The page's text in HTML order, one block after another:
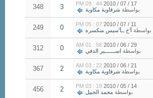
17 / 07 / 2010
44 : 09 PM
بواسطة شرقاوية مكاوية 3
348
11 / 07 / 2010
07 : 05 PM
بواسطة آ‘ح ــآ‘سيس منكسره 0
249
29 / 06 / 2010
56 : 01 AM
بواسطة اســـــــير الدفي 0
312
21 / 06 / 2010
22 : 03 AM
بواسطة شرقاوية مكاوية 2
367
14 / 05 / 2010
19 : 03 PM
بواسطة محمد الجبيل 2
456